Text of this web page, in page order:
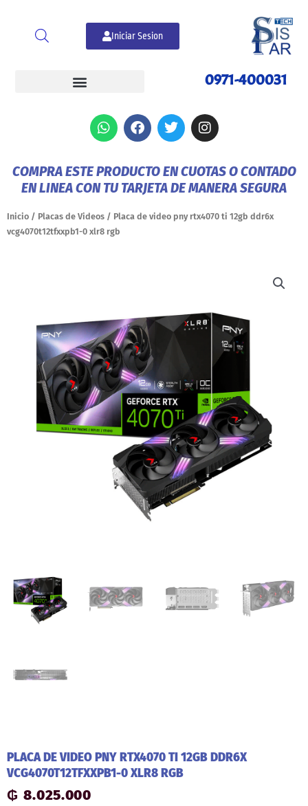
contenido
Iniciar Sesion
0971-400031
W
h
s
a
p
F
a
b
o
k
T
w
t
e
I
n
a
g
a
COMPRA ESTE PRODUCTO EN CUOTAS O CONTADO
EN LINEA CON TU TARJETA DE MANERA SEGURA
Inicio / Placas de Videos / Placa de video pny rtx4070 ti 12gb ddr6x
vcg4070t12tfxxpb1-0 xlr8 rgb
PLACA DE VIDEO PNY RTX4070 TI 12GB DDR6X
VCG4070T12TFXXPB1-0 XLR8 RGB
₲ 8.025.000